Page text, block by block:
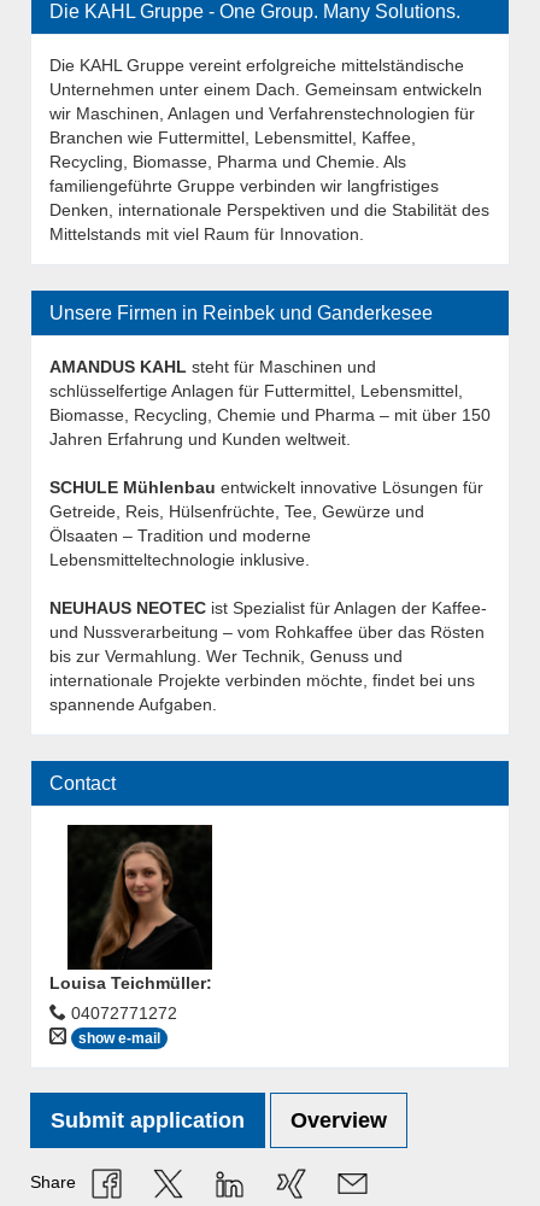
Die KAHL Gruppe - One Group. Many Solutions.
Die KAHL Gruppe vereint erfolgreiche mittelständische
Unternehmen unter einem Dach. Gemeinsam entwickeln
wir Maschinen, Anlagen und Verfahrenstechnologien für
Branchen wie Futtermittel, Lebensmittel, Kaffee,
Recycling, Biomasse, Pharma und Chemie. Als
familiengeführte Gruppe verbinden wir langfristiges
Denken, internationale Perspektiven und die Stabilität des
Mittelstands mit viel Raum für Innovation.
Unsere Firmen in Reinbek und Ganderkesee
AMANDUS KAHL steht für Maschinen und
schlüsselfertige Anlagen für Futtermittel, Lebensmittel,
Biomasse, Recycling, Chemie und Pharma – mit über 150
Jahren Erfahrung und Kunden weltweit.
SCHULE Mühlenbau entwickelt innovative Lösungen für
Getreide, Reis, Hülsenfrüchte, Tee, Gewürze und
Ölsaaten – Tradition und moderne
Lebensmitteltechnologie inklusive.
NEUHAUS NEOTEC ist Spezialist für Anlagen der Kaffee-
und Nussverarbeitung – vom Rohkaffee über das Rösten
bis zur Vermahlung. Wer Technik, Genuss und
internationale Projekte verbinden möchte, findet bei uns
spannende Aufgaben.
Contact
Louisa Teichmüller:
04072771272
show e-mail
Submit application Overview
Share